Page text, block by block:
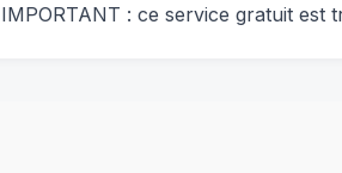
IMPORTANT : ce service gratuit est